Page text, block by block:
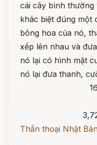
cái cây bình
khác biệt đúng một
bông hoa của nó,
xếp lên nhau và
nó lại có hình mặt
nó lại đưa thanh,
Thần thoại Nhật Bản